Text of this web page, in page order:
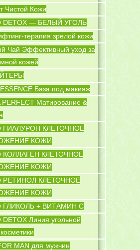
Чистой Кожи
DETOX — БЕЛЫЙ УГОЛЬ
терапия зрелой кожи
Чай Эффективный уход за
кожей
База под макияж
PERFECT Матирование &
ГИАЛУРОН КЛЕТОЧНОЕ
КОЖИ
КОЛЛАГЕН КЛЕТОЧНОЕ
КОЖИ
РЕТИНОЛ КЛЕТОЧНОЕ
КОЖИ
ГЛИКОЛЬ + ВИТАМИН C
DETOX Линия угольной
MAN для мужчин